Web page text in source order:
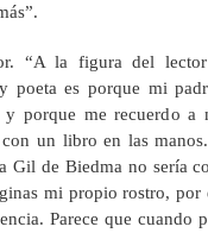
“A la figura del
poeta es porque mi
y porque me recuerdo
con un libro en las
Gil de Biedma no sería
mi propio rostro,
Parece que cuando